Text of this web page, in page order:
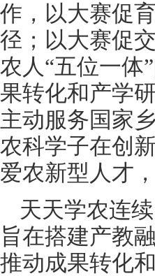
作，以大赛促
径；以大赛促
农人“五位一体
果转化和产学
主动服务国家
农科学子在创
爱农新型人才
天天学农连
旨在搭建产教
推动成果转化